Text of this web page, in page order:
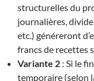
structurelles du
journalières,
etc.) généreront
francs de recettes
Variante 2 : Si le
temporaire (selon